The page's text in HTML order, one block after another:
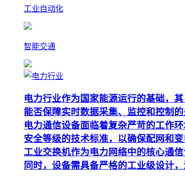
工业自动化
智能交通
电力行业作为国家能源运行的基础，
能否保障实时数据采集、监控和控制的
电力通信设备面临着复杂严苛的工作
安全等级的技术标准，以确保配网和
工业交换机作为电力网络中的核心通
同时，设备需具备严格的工业级设计